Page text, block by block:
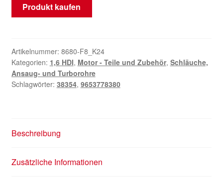
Produkt kaufen
Artikelnummer: 8680-F8_K24
Kategorien: 1,6 HDI, Motor - Teile und Zubehör, Schläuche,
Ansaug- und Turborohre
Schlagwörter: 38354, 9653778380
Beschreibung
Zusätzliche Informationen